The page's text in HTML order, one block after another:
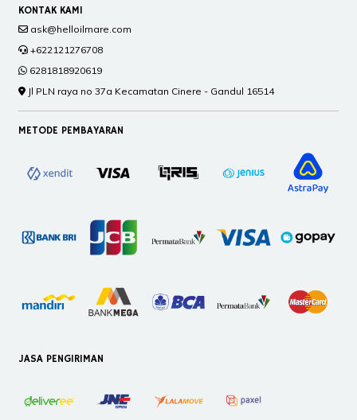
KONTAK KAMI
ask@helloilmare.com
+622121276708
6281818920619
Jl PLN raya no 37a Kecamatan Cinere - Gandul 16514
METODE PEMBAYARAN
JASA PENGIRIMAN